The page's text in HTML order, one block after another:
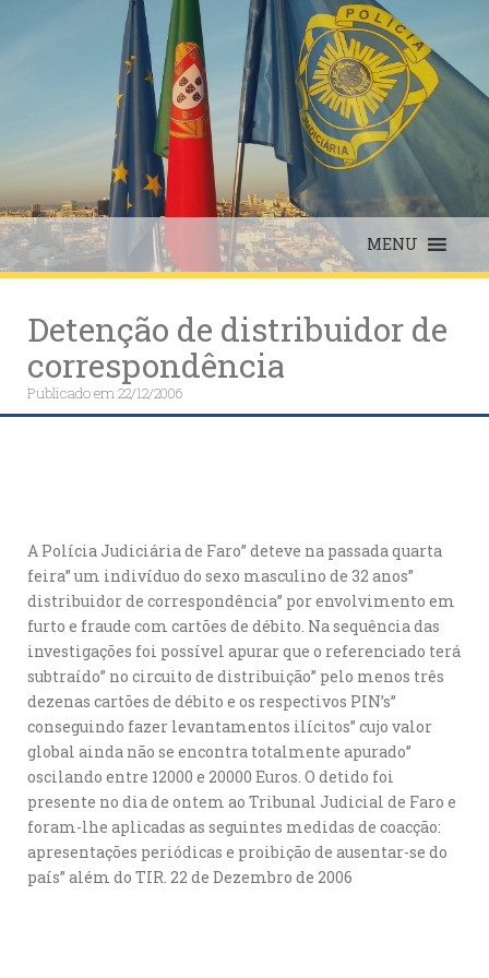
MENU
Detenção de distribuidor de
correspondência
Publicado em22/12/2006
A Polícia Judiciária de Faro” deteve na passada quarta
feira” um indivíduo do sexo masculino de 32 anos”
distribuidor de correspondência” por envolvimento em
furto e fraude com cartões de débito. Na sequência das
investigações foi possível apurar que o referenciado terá
subtraído” no circuito de distribuição” pelo menos três
dezenas cartões de débito e os respectivos PIN’s”
conseguindo fazer levantamentos ilícitos” cujo valor
global ainda não se encontra totalmente apurado”
oscilando entre 12000 e 20000 Euros. O detido foi
presente no dia de ontem ao Tribunal Judicial de Faro e
foram-lhe aplicadas as seguintes medidas de coacção:
apresentações periódicas e proibição de ausentar-se do
país” além do TIR. 22 de Dezembro de 2006